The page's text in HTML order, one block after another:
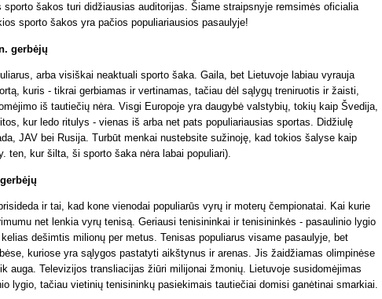
šakos turi didžiausias auditorijas. Šiame straipsnyje remsimės oficialia
sporto šakos yra pačios populiariausios pasaulyje!
gerbėjų
arba visiškai neaktuali sporto šaka. Gaila, bet Lietuvoje labiau vyrauja
kuris - tikrai gerbiamas ir vertinamas, tačiau dėl sąlygų treniruotis ir žaisti,
iš tautiečių nėra. Visgi Europoje yra daugybė valstybių, tokių kaip Švedija,
kur ledo ritulys - vienas iš arba net pats populiariausias sportas. Didžiulę
JAV bei Rusija. Turbūt menkai nustebsite sužinoję, kad tokios šalyse kaip
ten, kur šilta, ši sporto šaka nėra labai populiari).
ir tai, kad kone vienodai populiarūs vyrų ir moterų čempionatai. Kai kurie
net lenkia vyrų tenisą. Geriausi tenisininkai ir tenisininkės - pasaulinio lygio
dešimtis milionų per metus. Tenisas populiarus visame pasaulyje, bet
kuriose yra sąlygos pastatyti aikštynus ir arenas. Jis žaidžiamas olimpinėse
auga. Televizijos transliacijas žiūri milijonai žmonių. Lietuvoje susidomėjimas
lygio, tačiau vietinių tenisininkų pasiekimais tautiečiai domisi ganėtinai smarkiai.